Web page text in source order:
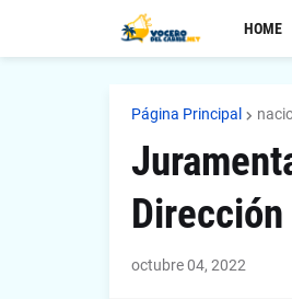
HOME
Página Principal
octubre 04, 2022